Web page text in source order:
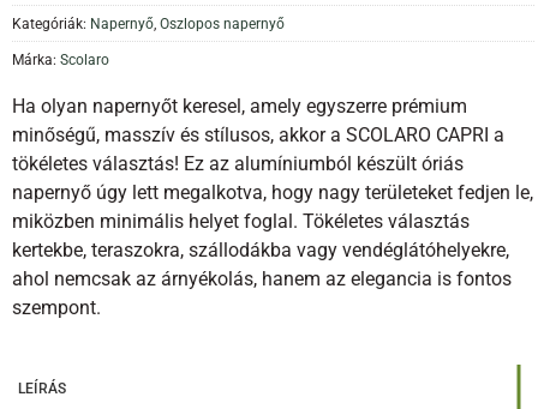
Kategóriák: Napernyő, Oszlopos napernyő
Márka: Scolaro
Ha olyan napernyőt keresel, amely egyszerre prémium
minőségű, masszív és stílusos, akkor a SCOLARO CAPRI a
tökéletes választás! Ez az alumíniumból készült óriás
napernyő úgy lett megalkotva, hogy nagy területeket fedjen le,
miközben minimális helyet foglal. Tökéletes választás
kertekbe, teraszokra, szállodákba vagy vendéglátóhelyekre,
ahol nemcsak az árnyékolás, hanem az elegancia is fontos
szempont.
LEÍRÁS